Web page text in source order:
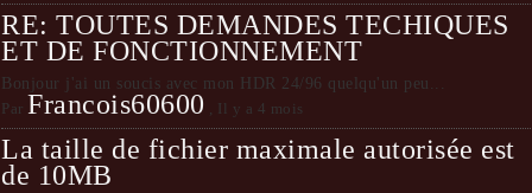
RE: TOUTES DEMANDES TECHIQUES
ET DE FONCTIONNEMENT
Bonjour j'ai un soucis avec mon HDR 24/96 quelqu'un peu...
Par Francois60600 , Il y a 4 mois
La taille de fichier maximale autorisée est
de 10MB